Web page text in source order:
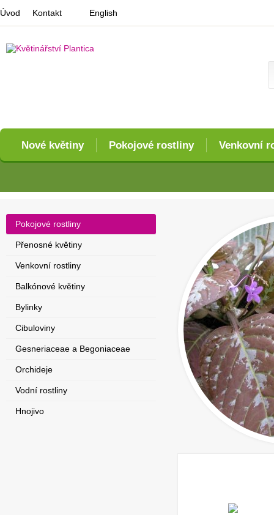
Nové květiny Pokojové rostliny Venkovní
Úvod Kontakt English
Pokojové rostliny
Přenosné květiny
Venkovní rostliny
Balkónové květiny
Bylinky
Cibuloviny
Gesneriaceae a Begoniaceae
Orchideje
Vodní rostliny
Hnojivo